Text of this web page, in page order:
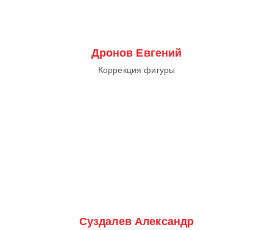
Дронов Евгений
Коррекция фигуры
Суздалев Александр